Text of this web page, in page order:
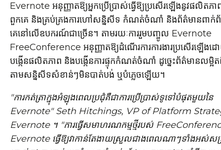
Evernote អនុញ្ញាតឱ្យអ្នកប្រើប្រាស់ធ្វើឱ្យប្រសើរឡើងនូវផលិតភ
ពួកគេ និងគ្រប់គ្រងការហៅសន្និសីទ កំណត់ចំណាំ និងព័ត៌មានពាក់ព័
គេនៅលើឧបករណ៍ជាច្រើន។ តាមរយៈការរួមបញ្ចូល Evernote
FreeConference អនុញ្ញាតឱ្យដំណើរការការងារប្រសើរឡើងដ
បង្កើនផលិតភាព និងបង្កើនការផ្ទុកកំណត់ចំណាំ ដូច្នេះព័ត៌មានលម្អិ
តាមសន្និសីទសំខាន់ៗមិនបាត់បង់ ឬបំភ្លេចឡើយ។
"ការកត់ត្រាក្នុងអំឡុងពេលប្រជុំគឺជាការប្រើប្រាស់ទូទៅបំផុតមួយនៃ
Evernote"Seth Hitchings, VP of Platform
Evernote ។ "ការធ្វើសមាហរណកម្មថ្មីរបស់
Evernote ធ្វើឱ្យវាកាន់តែងាយស្រួលជាងពេលណាៗទាំងអស់សម្រ